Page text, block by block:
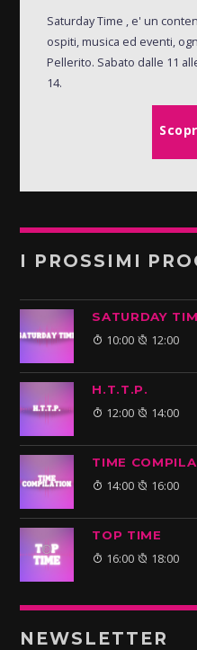
Saturday Time , e' un
ospiti, musica ed eventi,
Pellerito. Sabato dalle 11
14.
I PROSSIMI
SATURDAY
10:00 12:00
H.T.T.P.
12:00 14:00
TIME
14:00 16:00
TOP TIME
16:00 18:00
NEWSLETTER